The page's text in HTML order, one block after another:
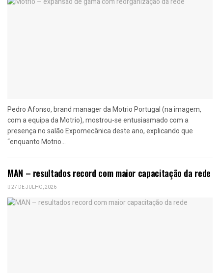
Pedro Afonso, brand manager da Motrio Portugal (na imagem,
com a equipa da Motrio), mostrou-se entusiasmado com a
presença no salão Expomecânica deste ano, explicando que
“enquanto Motrio...
MAN – resultados record com maior capacitação da rede
27 DE JULHO, 2026